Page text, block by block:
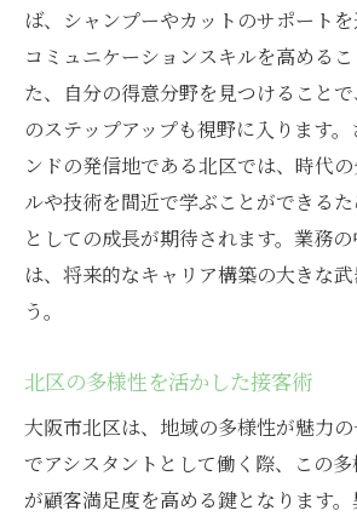
ば、シャンプーやカットのサポート
コミュニケーションスキルを高める
た、自分の得意分野を見つけること
のステップアップも視野に入ります
ンドの発信地である北区では、時代
ルや技術を間近で学ぶことができる
としての成長が期待されます。業務
は、将来的なキャリア構築の大きな
う。
北区の多様性を活かした接客術
大阪市北区は、地域の多様性が魅力
でアシスタントとして働く際、この
が顧客満足度を高める鍵となります